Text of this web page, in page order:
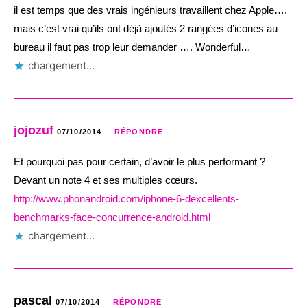
il est temps que des vrais ingénieurs travaillent chez Apple….
mais c’est vrai qu’ils ont déjà ajoutés 2 rangées d’icones au
bureau il faut pas trop leur demander …. Wonderful…
chargement…
jojozuf 07/10/2014 RÉPONDRE
Et pourquoi pas pour certain, d’avoir le plus performant ?
Devant un note 4 et ses multiples cœurs.
http://www.phonandroid.com/iphone-6-dexcellents-
benchmarks-face-concurrence-android.html
chargement…
pascal 07/10/2014 RÉPONDRE